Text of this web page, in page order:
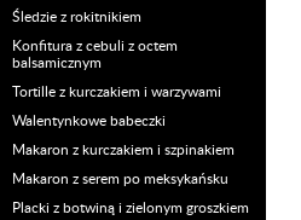
Śledzie z rokitnikiem
Konfitura z cebuli z octem
balsamicznym
Tortille z kurczakiem i warzywami
Walentynkowe babeczki
Makaron z kurczakiem i szpinakiem
Makaron z serem po meksykańsku
Placki z botwiną i zielonym groszkiem